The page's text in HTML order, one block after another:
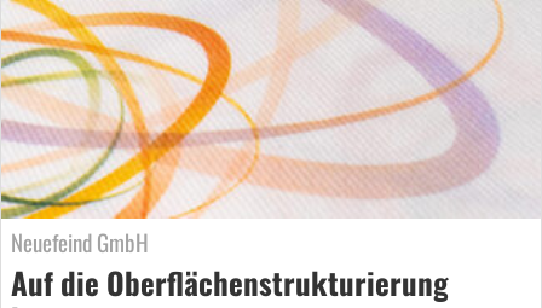
Neuefeind GmbH
Auf die Oberflächenstrukturierung